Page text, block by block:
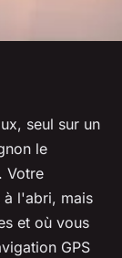
seul sur un
le
Votre
à l'abri, mais
et où vous
GPS